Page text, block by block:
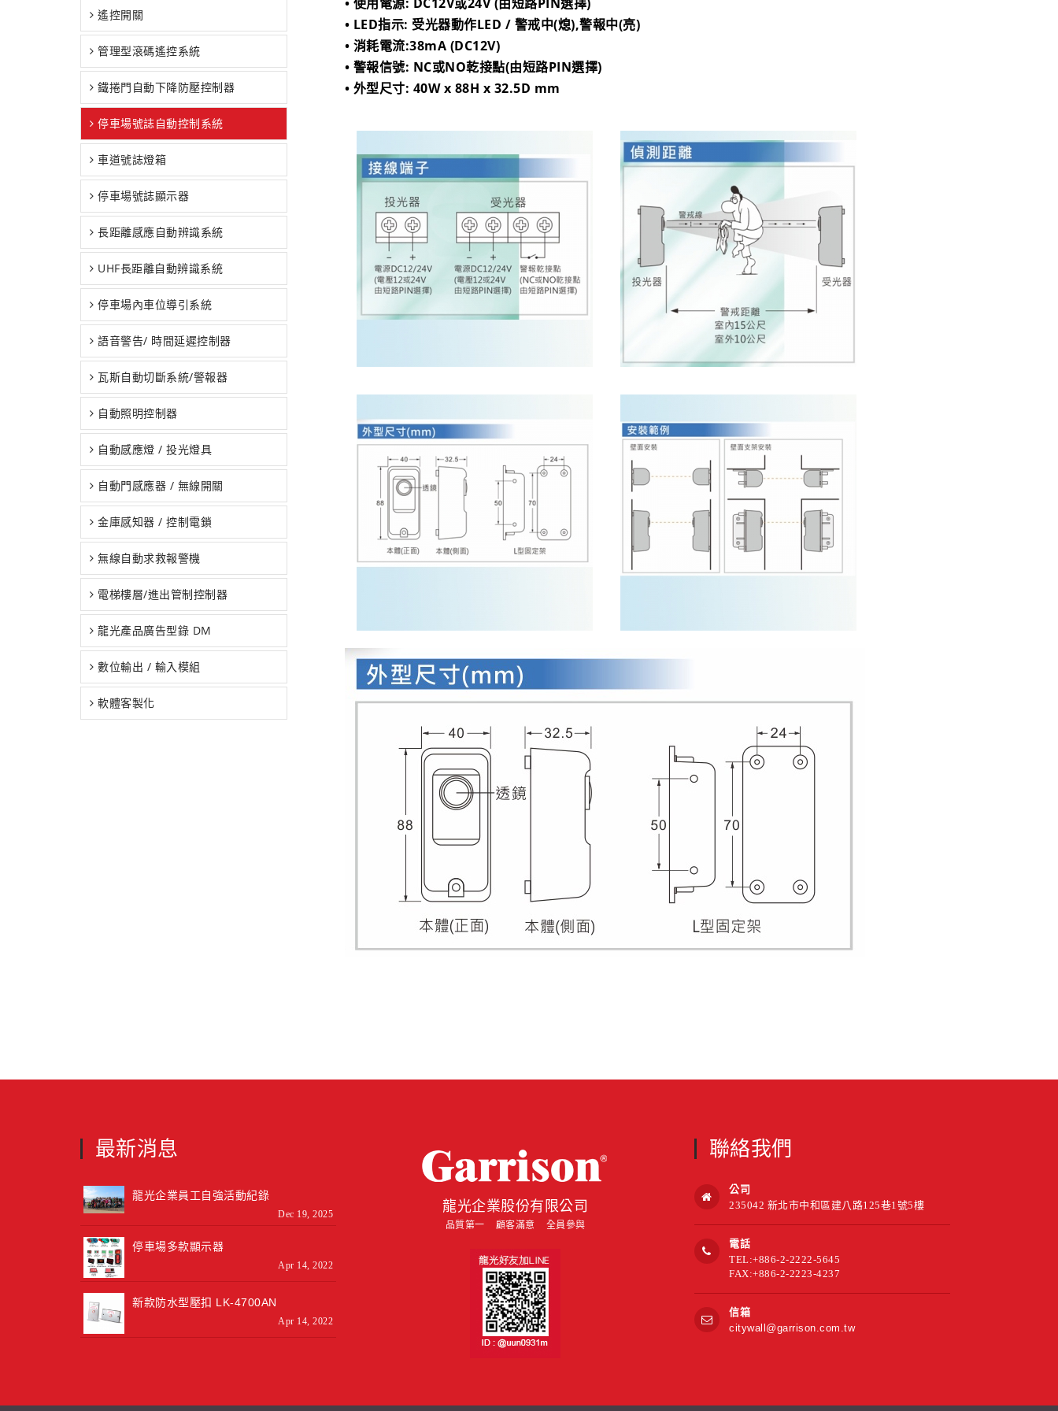
遙控開關
管理型滾碼遙控系統
鐵捲門自動下降防壓控制器
停車場號誌自動控制系統
車道號誌燈箱
停車場號誌顯示器
長距離感應自動辨識系統
UHF長距離自動辨識系統
停車場內車位導引系統
語音警告/ 時間延遲控制器
瓦斯自動切斷系統/警報器
自動照明控制器
自動感應燈 / 投光燈具
自動門感應器 / 無線開關
金庫感知器 / 控制電鎖
無線自動求救報警機
電梯樓層/進出管制控制器
龍光產品廣告型錄 DM
數位輸出 / 輸入模組
軟體客製化
• LED指示: 受光器動作LED / 警戒中(熄),警報中(亮)
• 消耗電流:38mA (DC12V)
• 警報信號: NC或NO乾接點(由短路PIN選擇)
• 外型尺寸: 40W x 88H x 32.5D mm
最新消息
龍光企業員工自強活動紀錄
Dec 19, 2025
停車場多款顯示器
Apr 14, 2022
新款防水型壓扣 LK-4700AN
Apr 14, 2022
about
龍光企業股份有限公司
品質第一 顧客滿意 全員參與
聯絡我們
公司
235042 新北市中和區建八路125巷1號5樓
電話
TEL:+886-2-2222-5645
FAX:+886-2-2223-4237
信箱
citywall@garrison.com.tw